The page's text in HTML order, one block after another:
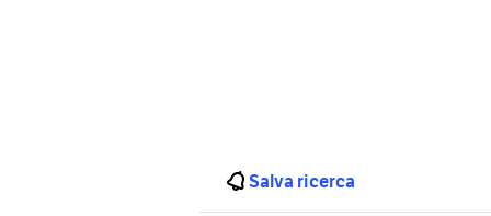
Salva ricerca